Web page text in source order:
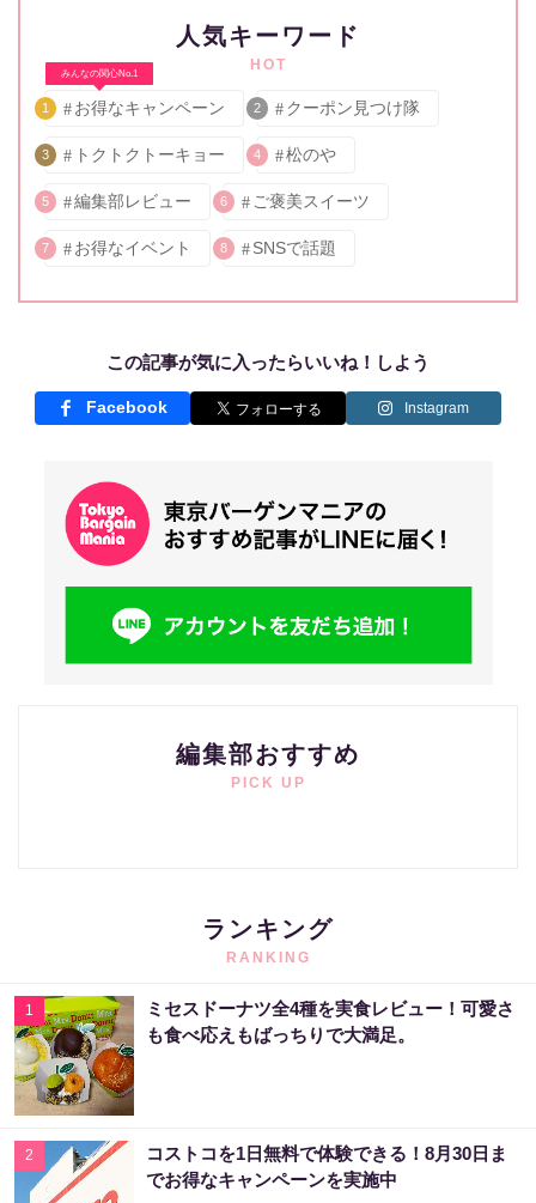
人気キーワード
HOT
みんなの関心No.1
1 お得なキャンペーン 2 クーポン見つけ隊
3 トクトクトーキョー 4 松のや
5 編集部レビュー 6 ご褒美スイーツ
7 お得なイベント 8 SNSで話題
この記事が気に入ったらいいね！しよう
Facebook Instagram
編集部おすすめ
PICK UP
ランキング
RANKING
1
ミセスドーナツ全4種を実食レビュー！可愛さ
も食べ応えもばっちりで大満足。
2
コストコを1日無料で体験できる！8月30日ま
でお得なキャンペーンを実施中